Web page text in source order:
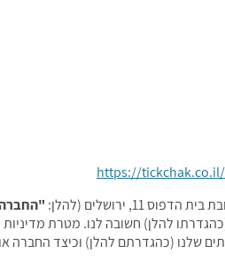
https://
להלן) חשובה לנו. מטרת מדיניות
שלנו (כהגדרתם להלן) וכיצד